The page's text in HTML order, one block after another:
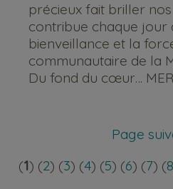
précieux fait briller
contribue chaque jour
bienveillance et la
communautaire de la
Du fond du cœur…
Page
(1) (2) (3) (4) (5) (6) (7) (8